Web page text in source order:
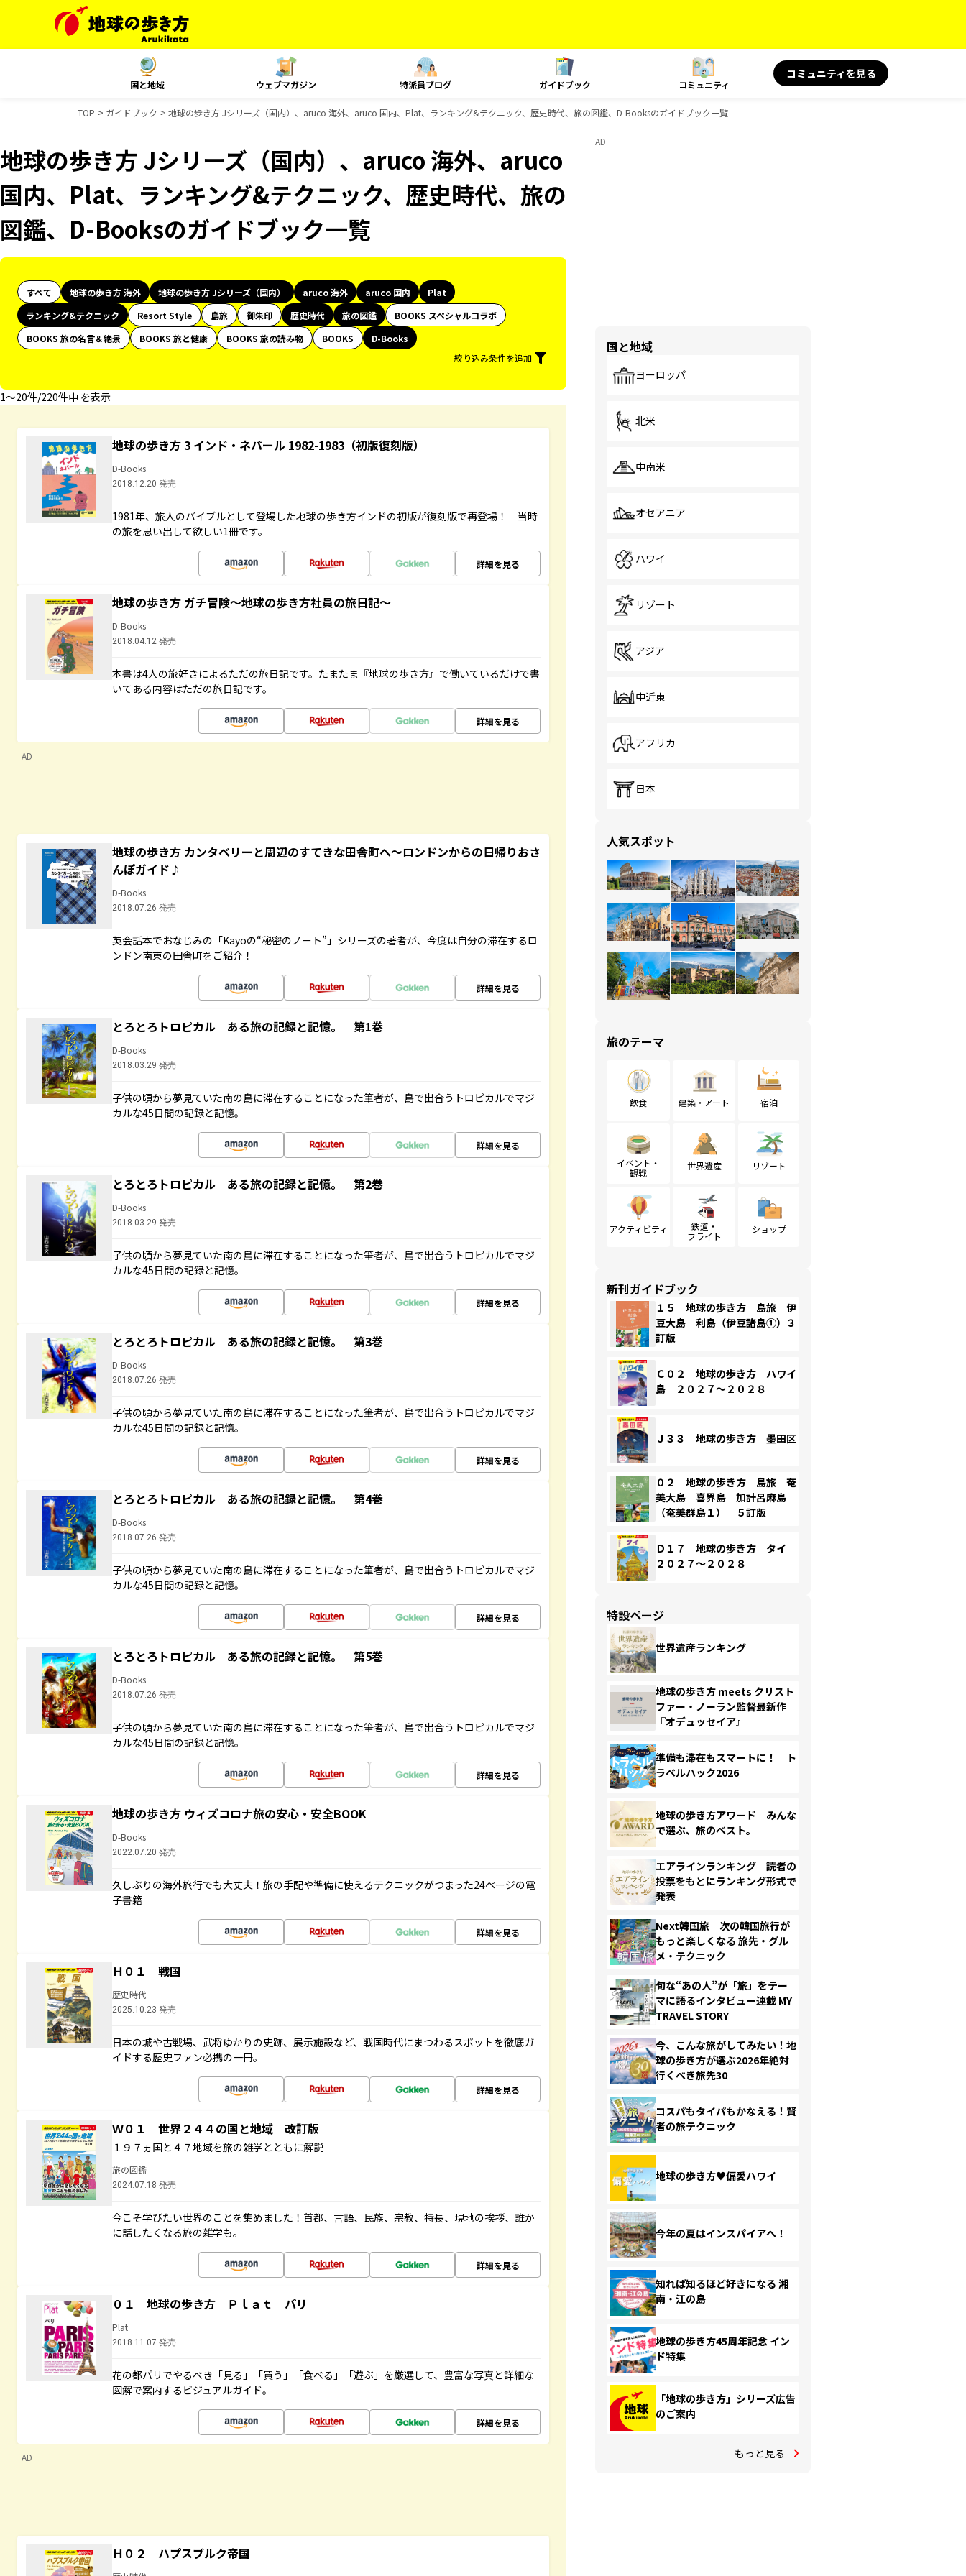
国と地域 ウェブマガジン 特派員ブログ ガイドブック コミュニティ
コミュニティを見る
TOP ガイドブック 地球の歩き方 Jシリーズ（国内）、aruco 海外、aruco 国内、Plat、ランキング&テクニック、歴史時代、旅の図鑑、D-Booksのガイドブック一覧
地球の歩き方 Jシリーズ（国内）、aruco 海外、aruco
国内、Plat、ランキング&テクニック、歴史時代、旅の
図鑑、D-Booksのガイドブック一覧
すべて 地球の歩き方 海外 地球の歩き方 Jシリーズ（国内） aruco 海外 aruco 国内
Plat
ランキング&テクニック
Resort Style 島旅 御朱印 歴史時代 旅の図鑑
BOOKS スペシャルコラボ
BOOKS 旅の名言＆絶景
BOOKS 旅と健康 BOOKS 旅の読み物 BOOKS
D-Books
絞り込み条件を追加
1〜20件/220件中 を表示
地球の歩き方 3 インド・ネパール 1982-1983（初版復刻版）
D-Books
2018.12.20 発売
1981年、旅人のバイブルとして登場した地球の歩き方インドの初版が復刻版で再登場！ 当時
の旅を思い出して欲しい1冊です。
詳細を見る
地球の歩き方 ガチ冒険～地球の歩き方社員の旅日記～
D-Books
2018.04.12 発売
本書は4人の旅好きによるただの旅日記です。たまたま『地球の歩き方』で働いているだけで書
いてある内容はただの旅日記です。
詳細を見る
AD
地球の歩き方 カンタベリーと周辺のすてきな田舎町へ～ロンドンからの日帰りおさ
んぽガイド♪
D-Books
2018.07.26 発売
英会話本でおなじみの「Kayoの“秘密のノート”」シリーズの著者が、今度は自分の滞在するロ
ンドン南東の田舎町をご紹介！
詳細を見る
とろとろトロピカル ある旅の記録と記憶。 第1巻
D-Books
2018.03.29 発売
子供の頃から夢見ていた南の島に滞在することになった筆者が、島で出合うトロピカルでマジ
カルな45日間の記録と記憶。
詳細を見る
とろとろトロピカル ある旅の記録と記憶。 第2巻
D-Books
2018.03.29 発売
子供の頃から夢見ていた南の島に滞在することになった筆者が、島で出合うトロピカルでマジ
カルな45日間の記録と記憶。
詳細を見る
とろとろトロピカル ある旅の記録と記憶。 第3巻
D-Books
2018.07.26 発売
子供の頃から夢見ていた南の島に滞在することになった筆者が、島で出合うトロピカルでマジ
カルな45日間の記録と記憶。
詳細を見る
とろとろトロピカル ある旅の記録と記憶。 第4巻
D-Books
2018.07.26 発売
子供の頃から夢見ていた南の島に滞在することになった筆者が、島で出合うトロピカルでマジ
カルな45日間の記録と記憶。
詳細を見る
とろとろトロピカル ある旅の記録と記憶。 第5巻
D-Books
2018.07.26 発売
子供の頃から夢見ていた南の島に滞在することになった筆者が、島で出合うトロピカルでマジ
カルな45日間の記録と記憶。
詳細を見る
地球の歩き方 ウィズコロナ旅の安心・安全BOOK
D-Books
2022.07.20 発売
久しぶりの海外旅行でも大丈夫！旅の手配や準備に使えるテクニックがつまった24ページの電
子書籍
詳細を見る
Ｈ０１ 戦国
歴史時代
2025.10.23 発売
日本の城や古戦場、武将ゆかりの史跡、展示施設など、戦国時代にまつわるスポットを徹底ガ
イドする歴史ファン必携の一冊。
詳細を見る
Ｗ０１ 世界２４４の国と地域 改訂版
１９７ヵ国と４７地域を旅の雑学とともに解説
旅の図鑑
2024.07.18 発売
今こそ学びたい世界のことを集めました！首都、言語、民族、宗教、特長、現地の挨拶、誰か
に話したくなる旅の雑学も。
詳細を見る
０１ 地球の歩き方 Ｐｌａｔ パリ
Plat
2018.11.07 発売
花の都パリでやるべき「見る」「買う」「食べる」「遊ぶ」を厳選して、豊富な写真と詳細な
図解で案内するビジュアルガイド。
詳細を見る
AD
Ｈ０２ ハプスブルク帝国
AD
国と地域
ヨーロッパ
北米
中南米
オセアニア
ハワイ
リゾート
アジア
中近東
アフリカ
日本
人気スポット
旅のテーマ
飲食 建築・アート 宿泊
イベント・
観戦
世界遺産 リゾート
アクティビティ
鉄道・
フライト
ショップ
新刊ガイドブック
１５ 地球の歩き方 島旅 伊
豆大島 利島（伊豆諸島①）３
訂版
Ｃ０２ 地球の歩き方 ハワイ
島 ２０２７～２０２８
Ｊ３３ 地球の歩き方 墨田区
０２ 地球の歩き方 島旅 奄
美大島 喜界島 加計呂麻島
（奄美群島１） ５訂版
Ｄ１７ 地球の歩き方 タイ
２０２７～２０２８
特設ページ
世界遺産ランキング
地球の歩き方 meets クリスト
ファー・ノーラン監督最新作
『オデュッセイア』
準備も滞在もスマートに！ ト
ラベルハック2026
地球の歩き方アワード みんな
で選ぶ、旅のベスト。
エアラインランキング 読者の
投票をもとにランキング形式で
発表
Next韓国旅 次の韓国旅行が
もっと楽しくなる 旅先・グル
メ・テクニック
旬な“あの人”が「旅」をテー
マに語るインタビュー連載 MY
TRAVEL STORY
今、こんな旅がしてみたい！地
球の歩き方が選ぶ2026年絶対
行くべき旅先30
コスパもタイパもかなえる！賢
者の旅テクニック
地球の歩き方♥偏愛ハワイ
今年の夏はインスパイアへ！
知れば知るほど好きになる 湘
南・江の島
地球の歩き方45周年記念 イン
ド特集
「地球の歩き方」シリーズ広告
のご案内
もっと見る